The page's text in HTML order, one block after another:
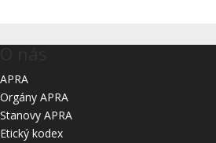
APRA
Orgány APRA
Stanovy APRA
Etický kodex